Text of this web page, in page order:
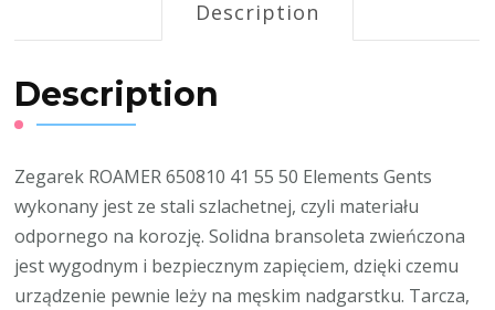
Description
Description
Zegarek ROAMER 650810 41 55 50 Elements Gents
wykonany jest ze stali szlachetnej, czyli materiału
odpornego na korozję. Solidna bransoleta zwieńczona
jest wygodnym i bezpiecznym zapięciem, dzięki czemu
urządzenie pewnie leży na męskim nadgarstku. Tarcza,